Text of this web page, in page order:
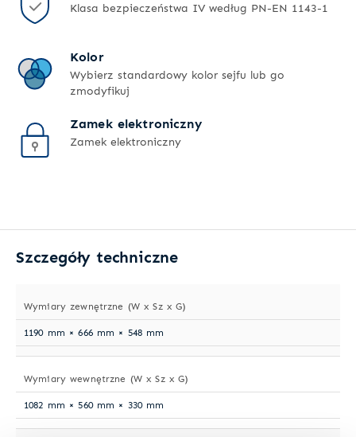
Klasa bezpieczeństwa IV według PN-EN 1143-1
Kolor
Wybierz standardowy kolor sejfu lub go
zmodyfikuj
Zamek elektroniczny
Zamek elektroniczny
Szczegóły techniczne
Wymiary zewnętrzne (W x Sz x G)
1190 mm × 666 mm × 548 mm
Wymiary wewnętrzne (W x Sz x G)
1082 mm × 560 mm × 330 mm